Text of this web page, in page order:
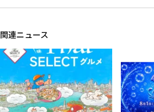
関連ニュース